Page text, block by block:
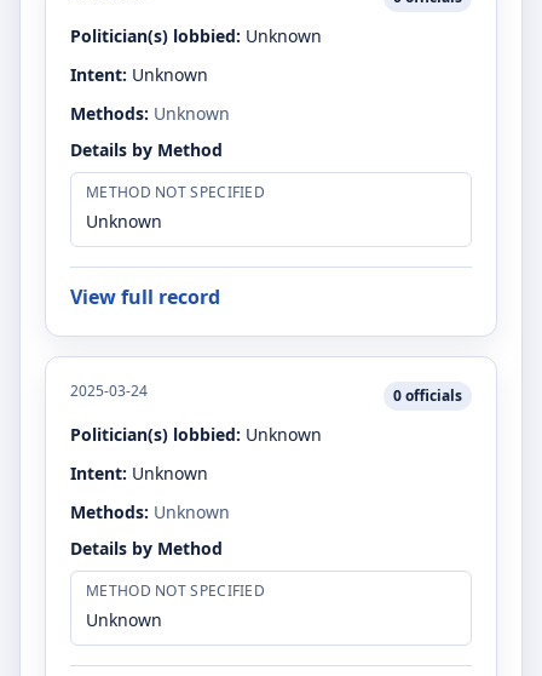
Politician(s) lobbied: Unknown
Intent: Unknown
Methods: Unknown
Details by Method
METHOD NOT SPECIFIED
Unknown
View full record
2025-03-24 0officials
Politician(s) lobbied: Unknown
Intent: Unknown
Methods: Unknown
Details by Method
METHOD NOT SPECIFIED
Unknown